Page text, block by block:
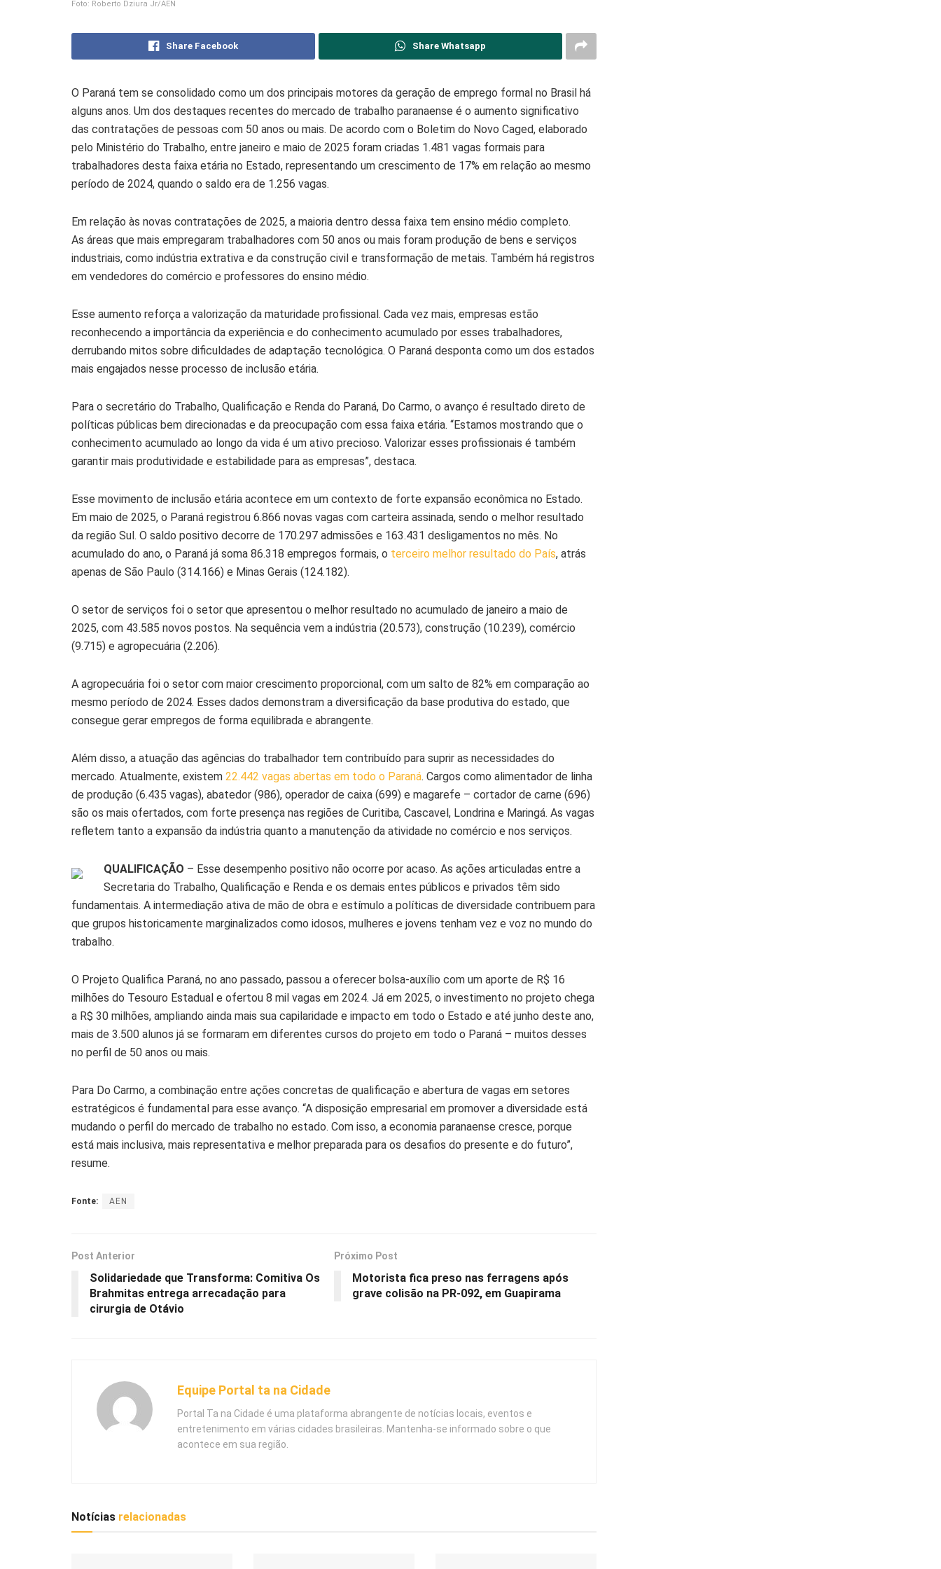
Foto: Roberto Dziura Jr/AEN
Share Facebook Share Whatsapp
O Paraná tem se consolidado como um dos principais motores da geração de emprego formal no Brasil há
alguns anos. Um dos destaques recentes do mercado de trabalho paranaense é o aumento significativo
das contratações de pessoas com 50 anos ou mais. De acordo com o Boletim do Novo Caged, elaborado
pelo Ministério do Trabalho, entre janeiro e maio de 2025 foram criadas 1.481 vagas formais para
trabalhadores desta faixa etária no Estado, representando um crescimento de 17% em relação ao mesmo
período de 2024, quando o saldo era de 1.256 vagas.
Em relação às novas contratações de 2025, a maioria dentro dessa faixa tem ensino médio completo.
As áreas que mais empregaram trabalhadores com 50 anos ou mais foram produção de bens e serviços
industriais, como indústria extrativa e da construção civil e transformação de metais. Também há registros
em vendedores do comércio e professores do ensino médio.
Esse aumento reforça a valorização da maturidade profissional. Cada vez mais, empresas estão
reconhecendo a importância da experiência e do conhecimento acumulado por esses trabalhadores,
derrubando mitos sobre dificuldades de adaptação tecnológica. O Paraná desponta como um dos estados
mais engajados nesse processo de inclusão etária.
Para o secretário do Trabalho, Qualificação e Renda do Paraná, Do Carmo, o avanço é resultado direto de
políticas públicas bem direcionadas e da preocupação com essa faixa etária. “Estamos mostrando que o
conhecimento acumulado ao longo da vida é um ativo precioso. Valorizar esses profissionais é também
garantir mais produtividade e estabilidade para as empresas”, destaca.
Esse movimento de inclusão etária acontece em um contexto de forte expansão econômica no Estado.
Em maio de 2025, o Paraná registrou 6.866 novas vagas com carteira assinada, sendo o melhor resultado
da região Sul. O saldo positivo decorre de 170.297 admissões e 163.431 desligamentos no mês. No
acumulado do ano, o Paraná já soma 86.318 empregos formais, o terceiro melhor resultado do País, atrás
apenas de São Paulo (314.166) e Minas Gerais (124.182).
O setor de serviços foi o setor que apresentou o melhor resultado no acumulado de janeiro a maio de
2025, com 43.585 novos postos. Na sequência vem a indústria (20.573), construção (10.239), comércio
(9.715) e agropecuária (2.206).
A agropecuária foi o setor com maior crescimento proporcional, com um salto de 82% em comparação ao
mesmo período de 2024. Esses dados demonstram a diversificação da base produtiva do estado, que
consegue gerar empregos de forma equilibrada e abrangente.
Além disso, a atuação das agências do trabalhador tem contribuído para suprir as necessidades do
mercado. Atualmente, existem 22.442 vagas abertas em todo o Paraná. Cargos como alimentador de linha
de produção (6.435 vagas), abatedor (986), operador de caixa (699) e magarefe – cortador de carne (696)
são os mais ofertados, com forte presença nas regiões de Curitiba, Cascavel, Londrina e Maringá. As vagas
refletem tanto a expansão da indústria quanto a manutenção da atividade no comércio e nos serviços.
QUALIFICAÇÃO – Esse desempenho positivo não ocorre por acaso. As ações articuladas entre a
Secretaria do Trabalho, Qualificação e Renda e os demais entes públicos e privados têm sido
fundamentais. A intermediação ativa de mão de obra e estímulo a políticas de diversidade contribuem para
que grupos historicamente marginalizados como idosos, mulheres e jovens tenham vez e voz no mundo do
trabalho.
O Projeto Qualifica Paraná, no ano passado, passou a oferecer bolsa-auxílio com um aporte de R$ 16
milhões do Tesouro Estadual e ofertou 8 mil vagas em 2024. Já em 2025, o investimento no projeto chega
a R$ 30 milhões, ampliando ainda mais sua capilaridade e impacto em todo o Estado e até junho deste ano,
mais de 3.500 alunos já se formaram em diferentes cursos do projeto em todo o Paraná – muitos desses
no perfil de 50 anos ou mais.
Para Do Carmo, a combinação entre ações concretas de qualificação e abertura de vagas em setores
estratégicos é fundamental para esse avanço. “A disposição empresarial em promover a diversidade está
mudando o perfil do mercado de trabalho no estado. Com isso, a economia paranaense cresce, porque
está mais inclusiva, mais representativa e melhor preparada para os desafios do presente e do futuro”,
resume.
Fonte: AEN
Post Anterior
Solidariedade que Transforma: Comitiva Os
Brahmitas entrega arrecadação para
cirurgia de Otávio
Próximo Post
Motorista fica preso nas ferragens após
grave colisão na PR-092, em Guapirama
Equipe Portal ta na Cidade
Portal Ta na Cidade é uma plataforma abrangente de notícias locais, eventos e
entretenimento em várias cidades brasileiras. Mantenha-se informado sobre o que
acontece em sua região.
Notícias relacionadas